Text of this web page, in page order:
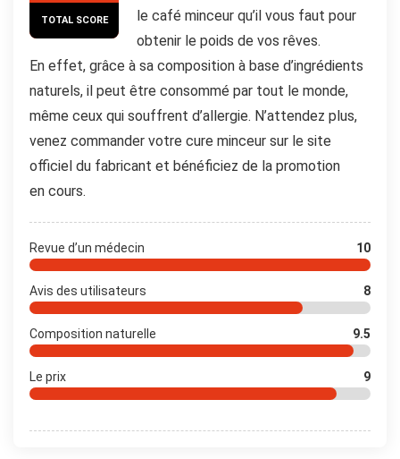
TOTAL SCORE
le café minceur qu’il vous faut pour
obtenir le poids de vos rêves.
En effet, grâce à sa composition à base d’ingrédients
naturels, il peut être consommé par tout le monde,
même ceux qui souffrent d’allergie. N’attendez plus,
venez commander votre cure minceur sur le site
officiel du fabricant et bénéficiez de la promotion
en cours.
Revue d’un médecin 10
Avis des utilisateurs 8
Composition naturelle 9.5
Le prix 9